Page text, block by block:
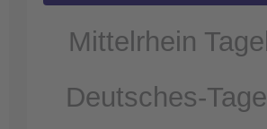
Mittelrhein
Deutsches-